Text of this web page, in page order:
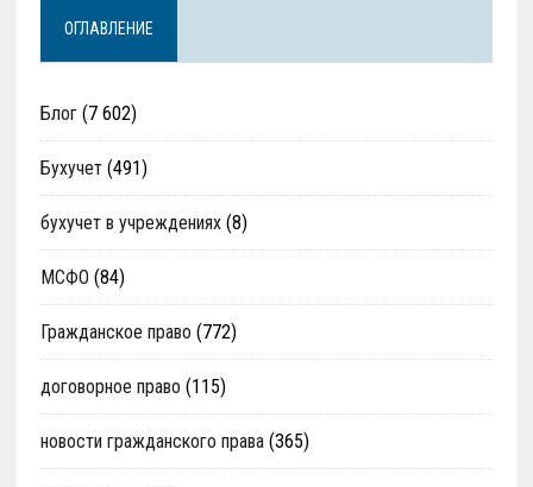
ОГЛАВЛЕНИЕ
Блог(7 602)
Бухучет(491)
бухучет в учреждениях(8)
МСФО (84)
Гражданское право (772)
договорное право (115)
новости гражданского права(365)